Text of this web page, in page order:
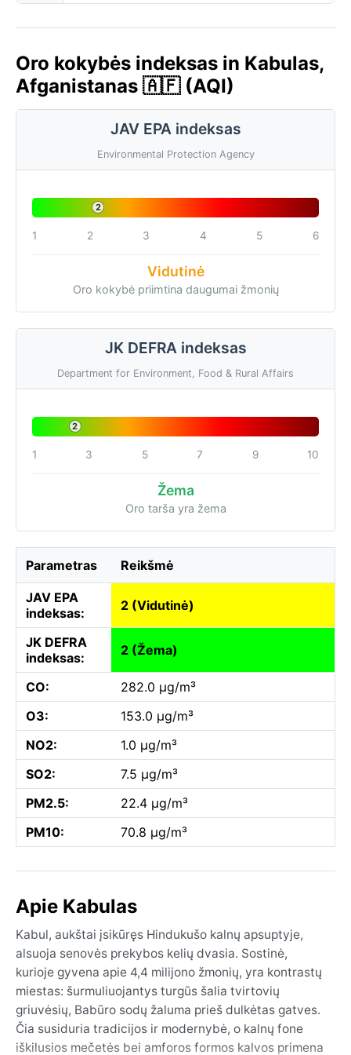
Oro kokybės indeksas in Kabulas,
Afganistanas 🇦🇫 (AQI)
JAV EPA indeksas
Environmental Protection Agency
2
1 2 3 4 5 6
Vidutinė
Oro kokybė priimtina daugumai žmonių
JK DEFRA indeksas
Department for Environment, Food & Rural Affairs
2
1 3 5 7 9 10
Žema
Oro tarša yra žema
Parametras Reikšmė
JAV EPA
indeksas:
2 (Vidutinė)
JK DEFRA
indeksas:
2 (Žema)
CO:
282.0 µg/m³
O3:
153.0 µg/m³
NO2:
1.0 µg/m³
SO2:
7.5 µg/m³
PM2.5:
22.4 µg/m³
PM10:
70.8 µg/m³
Apie Kabulas
Kabul, aukštai įsikūręs Hindukušo kalnų apsuptyje,
alsuoja senovės prekybos kelių dvasia. Sostinė,
kurioje gyvena apie 4,4 milijono žmonių, yra kontrastų
miestas: šurmuliuojantys turgūs šalia tvirtovių
griuvėsių, Babūro sodų žaluma prieš dulkėtas gatves.
Čia susiduria tradicijos ir modernybė, o kalnų fone
iškilusios mečetės bei amforos formos kalvos primena